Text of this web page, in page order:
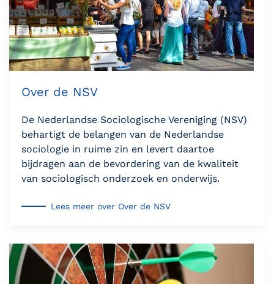
Over de NSV
De Nederlandse Sociologische Vereniging (NSV)
behartigt de belangen van de Nederlandse
sociologie in ruime zin en levert daartoe
bijdragen aan de bevordering van de kwaliteit
van sociologisch onderzoek en onderwijs.
Lees meer over Over de NSV